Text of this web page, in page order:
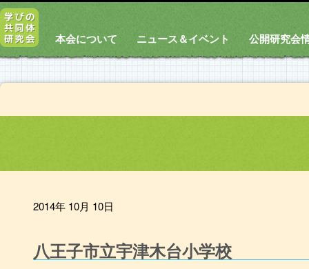
本会について ニュース＆イベント 公開研究会
2014年 10月 10日
八王子市立宇津木台小学校